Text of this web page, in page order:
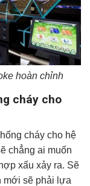
hoàn chỉnh
cháy cho
cháy cho hệ
chẳng ai muốn
xấu xảy ra. Sẽ
mới sẽ phải lựa